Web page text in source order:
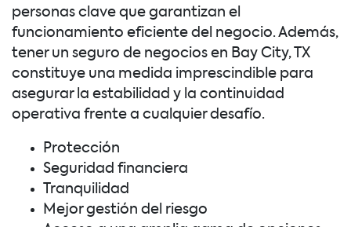
personas clave que garantizan el
funcionamiento eficiente del negocio. Además,
tener un seguro de negocios en Bay City, TX
constituye una medida imprescindible para
asegurar la estabilidad y la continuidad
operativa frente a cualquier desafío.
Protección
Seguridad financiera
Tranquilidad
Mejor gestión del riesgo